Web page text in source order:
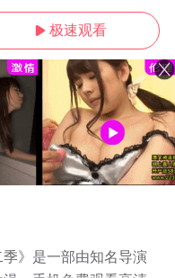
 极速观看
》是一部由知名导演